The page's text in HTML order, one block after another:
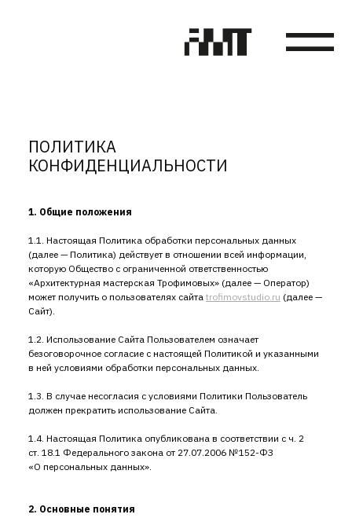
1. Общие положения
1.1. Настоящая Политика обработки персональных данных
(далее — Политика) действует в отношении всей информации,
которую Общество с ограниченной ответственностью
«Архитектурная мастерская Трофимовых» (далее — Оператор)
может получить о пользователях сайта trofimovstudio.ru (далее —
Сайт).
1.2. Использование Сайта Пользователем означает
безоговорочное согласие с настоящей Политикой и указанными
в ней условиями обработки персональных данных.
1.3. В случае несогласия с условиями Политики Пользователь
должен прекратить использование Сайта.
1.4. Настоящая Политика опубликована в соответствии с ч. 2
ст. 18.1 Федерального закона от 27.07.2006 № 152-ФЗ
«О персональных данных».
2. Основные понятия
ПОЛИТИКА
КОНФИДЕНЦИАЛЬНОСТИ